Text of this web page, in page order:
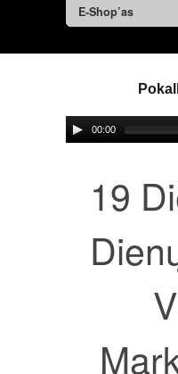
E-Shop’as
00:00
19